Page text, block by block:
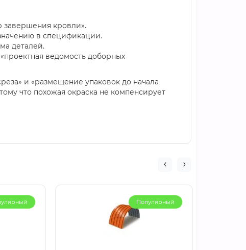
завершения кровли».
в спецификации.
деталей.
ведомость доборных
и «размещение упаковок до начала
что похожая окраска не компенсирует
Популярный